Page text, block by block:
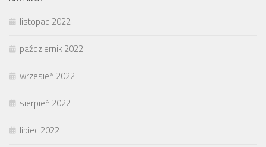
listopad 2022
październik 2022
wrzesień 2022
sierpień 2022
lipiec 2022